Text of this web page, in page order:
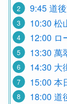
9:45 道
10:30 松
12:00 ロ
13:30 萬
14:30 大
15:00 本
18:00 道